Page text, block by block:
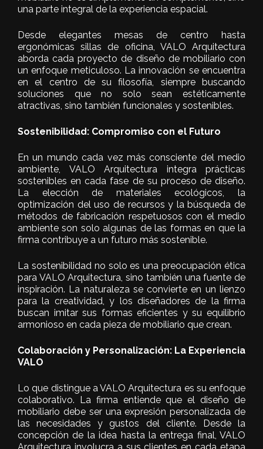
una parte integral de la experiencia espacial.
Desde elegantes mesas de centro hasta
ergonómicas sillas de oficina, VALO Arquitectura
aborda cada proyecto de diseño de mobiliario con
un enfoque meticuloso. La innovación se encuentra
en el centro de su filosofía, siempre buscando
soluciones que no solo sean estéticamente
atractivas, sino también funcionales y sostenibles.
Sostenibilidad: Compromiso con el Futuro
En un mundo cada vez más consciente del medio
ambiente, VALO Arquitectura integra prácticas
sostenibles en cada fase de su proceso de diseño.
La elección de materiales ecológicos, la
optimización del uso de recursos y la búsqueda de
métodos de fabricación respetuosos con el medio
ambiente son solo algunas de las formas en que la
firma contribuye a un futuro más sostenible.
La sostenibilidad no solo es una preocupación ética
para VALO Arquitectura, sino también una fuente de
inspiración. La naturaleza se convierte en un lienzo
para la creatividad, y los diseñadores de la firma
buscan imitar sus formas eficientes y su equilibrio
armonioso en cada pieza de mobiliario que crean.
Colaboración y Personalización: La Experiencia
VALO
Lo que distingue a VALO Arquitectura es su enfoque
colaborativo. La firma entiende que el diseño de
mobiliario debe ser una expresión personalizada de
las necesidades y gustos del cliente. Desde la
concepción de la idea hasta la entrega final, VALO
Arquitectura involucra a sus clientes en cada etapa